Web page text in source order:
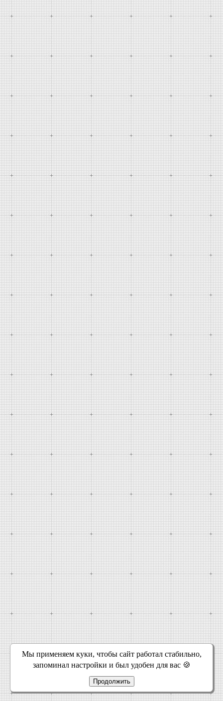
Мы применяем куки, чтобы сайт работал стабильно,
запоминал настройки и был удобен для вас 🍪
Продолжить